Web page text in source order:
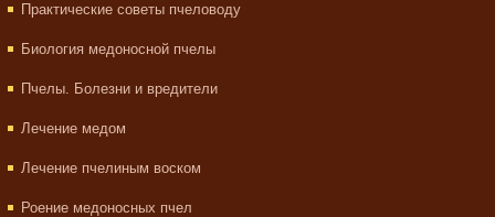
Практические советы пчеловоду
Биология медоносной пчелы
Пчелы. Болезни и вредители
Лечение медом
Лечение пчелиным воском
Роение медоносных пчел